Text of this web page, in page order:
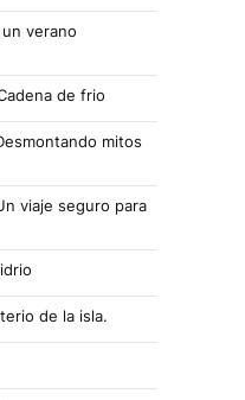
verano
de frio
mitos
viaje seguro para
de la isla.